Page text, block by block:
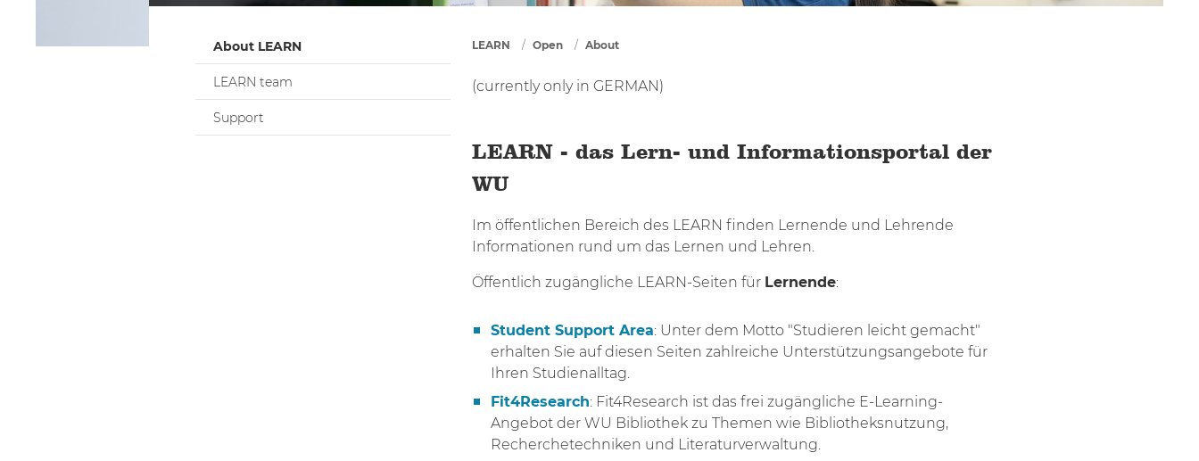
About LEARN
LEARN team
Support
You are here
LEARN Open About
(currently only in GERMAN)
LEARN - das Lern- und Informationsportal der
WU
Im öffentlichen Bereich des LEARN finden Lernende und Lehrende
Informationen rund um das Lernen und Lehren.
Öffentlich zugängliche LEARN-Seiten für Lernende:
Student Support Area: Unter dem Motto "Studieren leicht gemacht"
erhalten Sie auf diesen Seiten zahlreiche Unterstützungsangebote für
Ihren Studienalltag.
Fit4Research: Fit4Research ist das frei zugängliche E-Learning-
Angebot der WU Bibliothek zu Themen wie Bibliotheksnutzung,
Recherchetechniken und Literaturverwaltung.